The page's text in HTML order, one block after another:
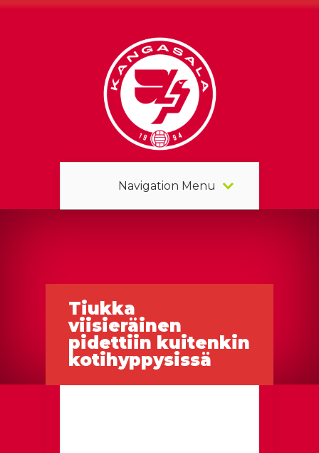
Navigation Menu
Tiukka
viisieräinen
pidettiin kuitenkin
kotihyppysissä